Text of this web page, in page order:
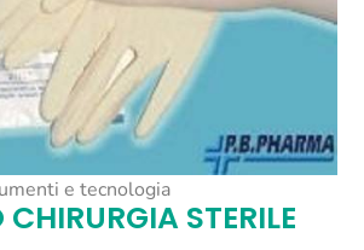
e tecnologia
STERILE